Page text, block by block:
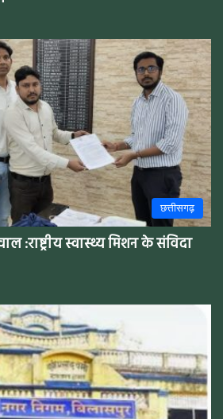
छत्तीसगढ़
:राष्ट्रीय स्वास्थ्य मिशन के संविदा